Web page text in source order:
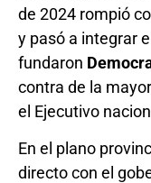
de 2024 rompió
y pasó a integrar
fundaron
contra de la
el Ejecutivo
En el plano
directo con el